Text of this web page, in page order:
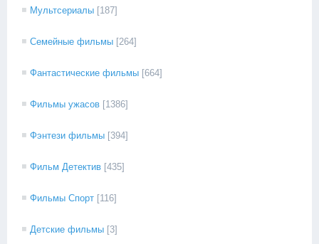
Мультсериалы [187]
Семейные фильмы [264]
Фантастические фильмы [664]
Фильмы ужасов [1386]
Фэнтези фильмы [394]
Фильм Детектив [435]
Фильмы Спорт [116]
Детские фильмы [3]